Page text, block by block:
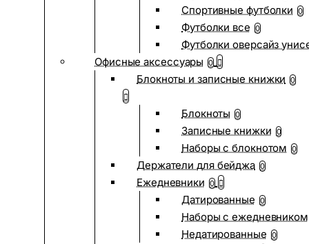
Спортивные футболки 0
Футболки все 0
Футболки оверсайз
Офисные аксессуары 0
Блокноты и записные книжки 0
Блокноты 0
Записные книжки 0
Наборы с блокнотом 0
Держатели для бейджа 0
Ежедневники 0
Датированные 0
Наборы с ежедневником
Недатированные 0